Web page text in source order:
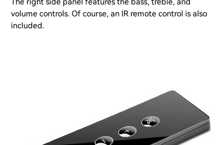
volume controls. Of course, an IR remote control is also
included.